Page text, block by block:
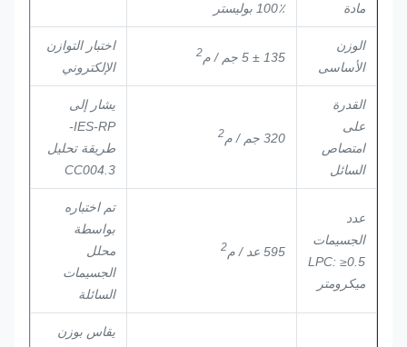
مادة 100٪ بوليستر
الوزن
الأساسى
135 ± 5 جم / م 2
اختبار التوازن
الإلكتروني
القدرة
على
امتصاص
السائل
320 جم / م 2
يشار إلى
IES-RP-
طريقة تحليل
CC004.3
عدد
الجسيمات
LPC: ≥0.5
ميكرومتر
595 عد / م 2
تم اختباره
بواسطة
محلل
الجسيمات
السائلة
يقاس بوزن